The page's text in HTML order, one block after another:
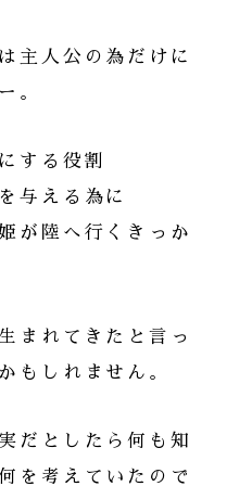
主人公の為だけに
。
する役割
与える為に
が陸へ行くきっか
まれてきたと言っ
もしれません。
だとしたら何も知
を考えていたので